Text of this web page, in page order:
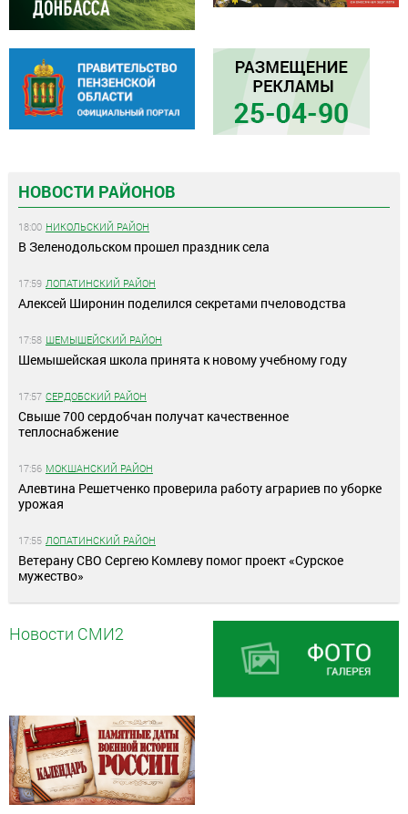
НОВОСТИ РАЙОНОВ
18:00 НИКОЛЬСКИЙ РАЙОН
В Зеленодольском прошел праздник села
17:59 ЛОПАТИНСКИЙ РАЙОН
Алексей Широнин поделился секретами пчеловодства
17:58 ШЕМЫШЕЙСКИЙ РАЙОН
Шемышейская школа принята к новому учебному году
17:57 СЕРДОБСКИЙ РАЙОН
Свыше 700 сердобчан получат качественное
теплоснабжение
17:56 МОКШАНСКИЙ РАЙОН
Алевтина Решетченко проверила работу аграриев по уборке
урожая
17:55 ЛОПАТИНСКИЙ РАЙОН
Ветерану СВО Сергею Комлеву помог проект «Сурское
мужество»
Новости СМИ2